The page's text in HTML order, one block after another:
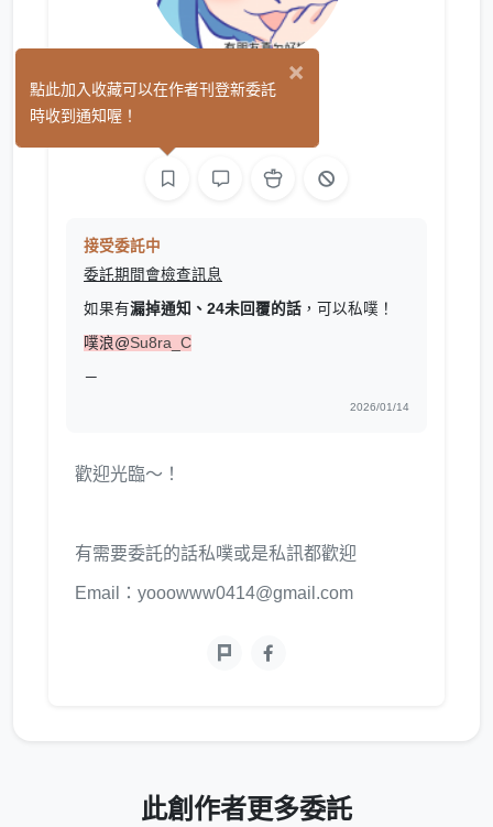
箱冰汽水
接受委託中
委託期間會檢查訊息
如果有漏掉通知、24未回覆的話 ，可以私噗！
噗浪@Su8ra_C
－
2026/01/14
歡迎光臨～！
有需要委託的話私噗或是私訊都歡迎
Email：yooowww0414@gmail.com
此創作者更多委託
×
點此加入收藏可以在作者刊登新委託
時收到通知喔！